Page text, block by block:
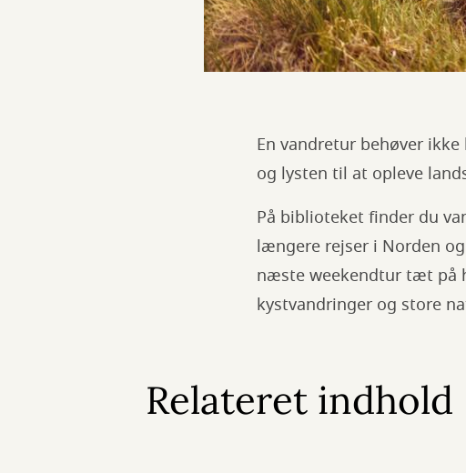
En vandretur behøver
og lysten til at opleve
På biblioteket finder du
længere rejser i Norden
næste weekendtur tæt på
kystvandringer og store
Relateret indhold